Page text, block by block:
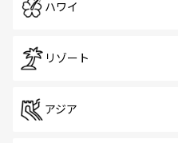
ハワイ
リゾート
アジア